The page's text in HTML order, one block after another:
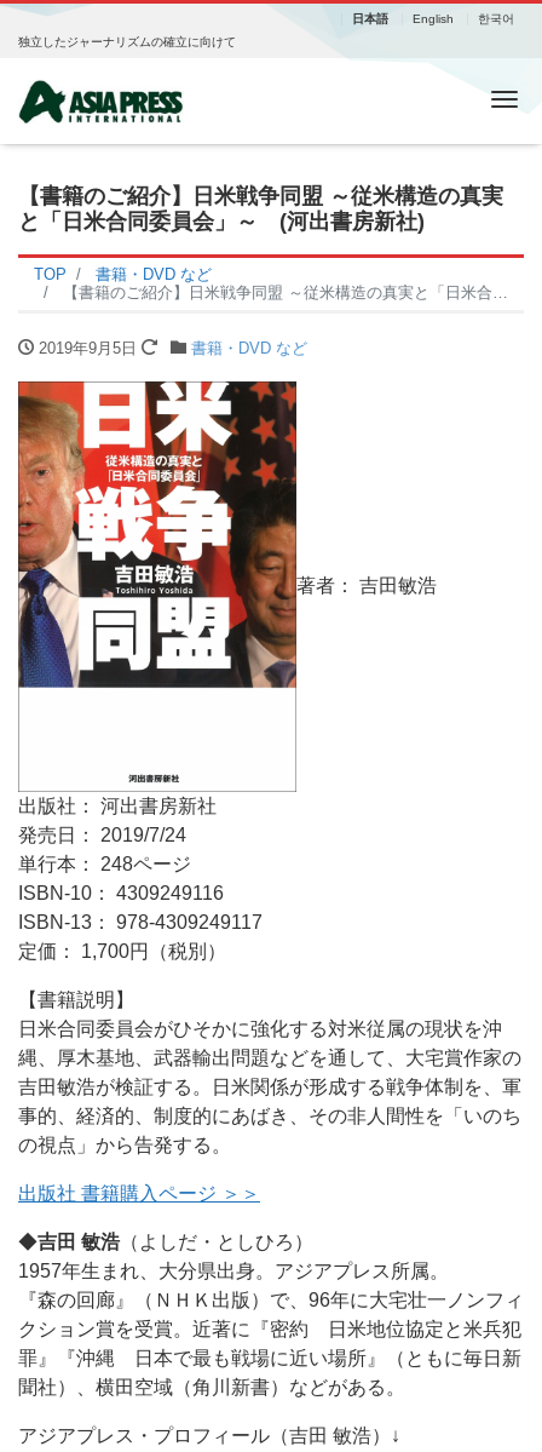
日本語 English
한국어
独立したジャーナリズムの確立に向けて
【書籍のご紹介】日米戦争同盟 ～従米構造の真実
と「日米合同委員会」～ (河出書房新社)
TOP
書籍・DVD など
【書籍のご紹介】日米戦争同盟 ～従米構造の真実と「日米合同委員会」～ (河出書房新社)
2019年9月5日 書籍・DVD など
著者： 吉田敏浩
出版社： 河出書房新社
発売日： 2019/7/24
単行本： 248ページ
ISBN-10： 4309249116
ISBN-13： 978-4309249117
定価： 1,700円（税別）
【書籍説明】
日米合同委員会がひそかに強化する対米従属の現状を沖
縄、厚木基地、武器輸出問題などを通して、大宅賞作家の
吉田敏浩が検証する。日米関係が形成する戦争体制を、軍
事的、経済的、制度的にあばき、その非人間性を「いのち
の視点」から告発する。
出版社 書籍購入ページ ＞＞
◆吉田 敏浩（よしだ・としひろ）
1957年生まれ、大分県出身。アジアプレス所属。
『森の回廊』（ＮＨＫ出版）で、96年に大宅壮一ノンフィ
クション賞を受賞。近著に『密約 日米地位協定と米兵犯
罪』『沖縄 日本で最も戦場に近い場所』（ともに毎日新
聞社）、横田空域（角川新書）などがある。
アジアプレス・プロフィール（吉田 敏浩）↓